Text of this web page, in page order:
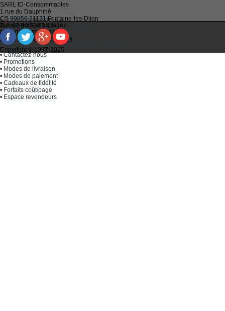
SARL ID-Consommables
1 rue du Dauphiné
CS 90056 21121Fontaine-les-Dijon
Tel :03 80 52 63 64
Fax :03 80 58 81 10
Email : idc@imprimantes.fr
•Qui sommes-nous ?
•Recycler ses cartouches usagées
• Bien choisir ses cartouches d'encre
•
Conditions générales de vente
•Plan du site
•Contactez-nous
• Promotions
• Modes de livraison
• Modes de paiement
• Cadeaux de fidélité
• Forfaits coût/page
• Espace revendeurs
Suivez-nous et partagez :
Consent Preferences
Copyright © 1997-2025